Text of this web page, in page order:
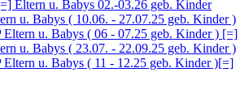
Eltern u. Babys 02.-03.26 geb. Kinder
u. Babys ( 10.06. - 27.07.25 geb. Kinder )
Eltern u. Babys ( 06 - 07.25 geb. Kinder ) [=]
u. Babys ( 23.07. - 22.09.25 geb. Kinder )
Eltern u. Babys ( 11 - 12.25 geb. Kinder )[=]